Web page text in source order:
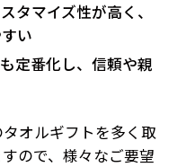
タマイズ性が高く、
い
定番化し、信頼や親
オルギフトを多く取
ので、様々なご要望